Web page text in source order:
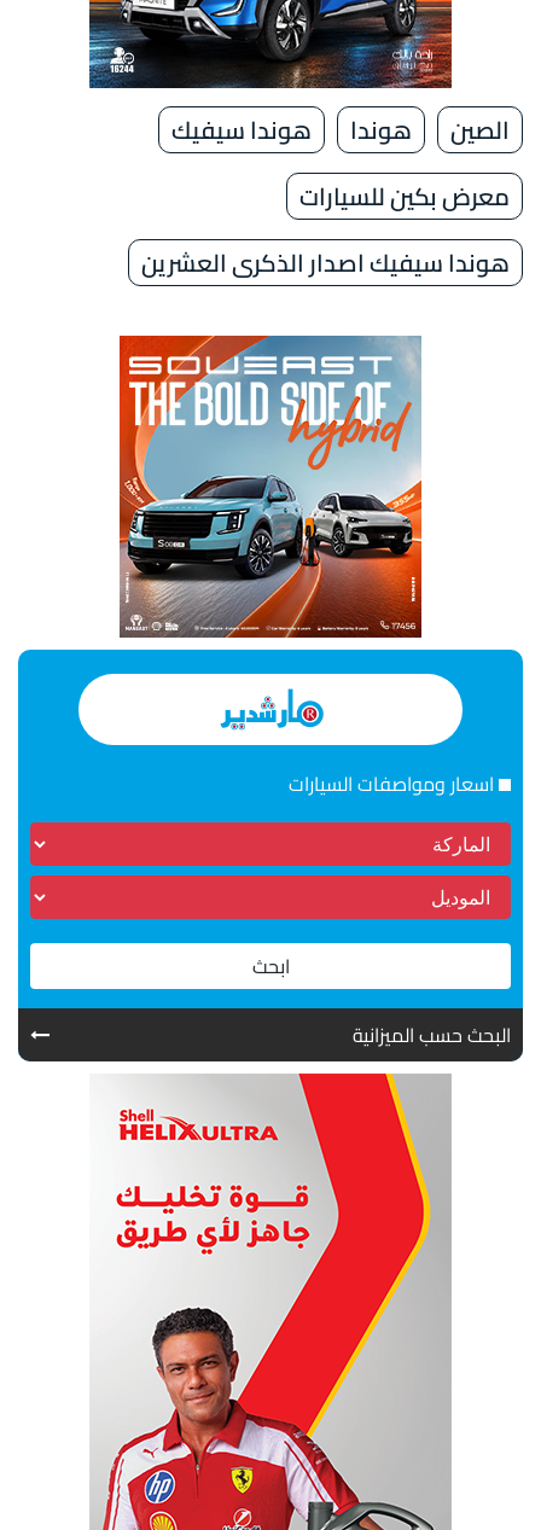
الصين هوندا
هوندا سيفيك
معرض بكين للسيارات
هوندا سيفيك اصدار الذكرى العشرين
اسعار ومواصفات السيارات
ابحث
البحث حسب الميزانية